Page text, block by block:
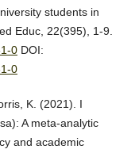
students in
Educ, 22(395), 1-9.
0DOI:
0
K. (2021). I
A meta-analytic
and academic